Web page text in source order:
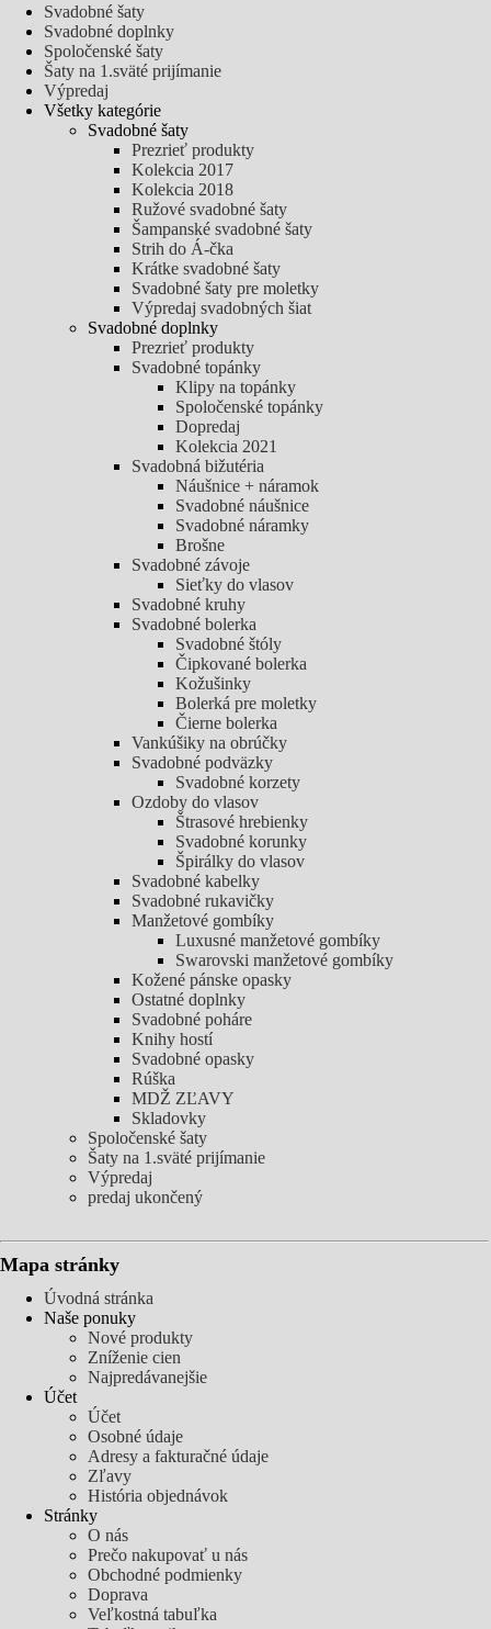
Svadobné šaty
Svadobné doplnky
Spoločenské šaty
Šaty na 1.sväté prijímanie
Výpredaj
Všetky kategórie
Svadobné šaty
Prezrieť produkty
Kolekcia 2017
Kolekcia 2018
Ružové svadobné šaty
Šampanské svadobné šaty
Strih do Á-čka
Krátke svadobné šaty
Svadobné šaty pre moletky
Výpredaj svadobných šiat
Svadobné doplnky
Prezrieť produkty
Svadobné topánky
Klipy na topánky
Spoločenské topánky
Dopredaj
Kolekcia 2021
Svadobná bižutéria
Náušnice + náramok
Svadobné náušnice
Svadobné náramky
Brošne
Svadobné závoje
Sieťky do vlasov
Svadobné kruhy
Svadobné bolerka
Svadobné štóly
Čipkované bolerka
Kožušinky
Bolerká pre moletky
Čierne bolerka
Vankúšiky na obrúčky
Svadobné podväzky
Svadobné korzety
Ozdoby do vlasov
Štrasové hrebienky
Svadobné korunky
Špirálky do vlasov
Svadobné kabelky
Svadobné rukavičky
Manžetové gombíky
Luxusné manžetové gombíky
Swarovski manžetové gombíky
Kožené pánske opasky
Ostatné doplnky
Svadobné poháre
Knihy hostí
Svadobné opasky
Rúška
MDŽ ZĽAVY
Skladovky
Spoločenské šaty
Šaty na 1.sväté prijímanie
Výpredaj
predaj ukončený
Mapa stránky
Úvodná stránka
Naše ponuky
Nové produkty
Zníženie cien
Najpredávanejšie
Účet
Účet
Osobné údaje
Adresy a fakturačné údaje
Zľavy
História objednávok
Stránky
O nás
Prečo nakupovať u nás
Obchodné podmienky
Doprava
Veľkostná tabuľka